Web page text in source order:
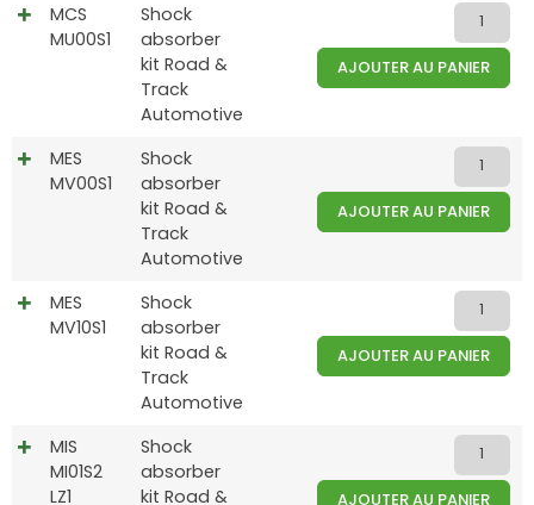
MCS
MU00S1
Shock
absorber
kit Road &
Track
Automotive
AJOUTER AU PANIER
MES
MV00S1
Shock
absorber
kit Road &
Track
Automotive
AJOUTER AU PANIER
MES
MV10S1
Shock
absorber
kit Road &
Track
Automotive
AJOUTER AU PANIER
MIS
MI01S2
LZ1
Shock
absorber
kit Road &
AJOUTER AU PANIER